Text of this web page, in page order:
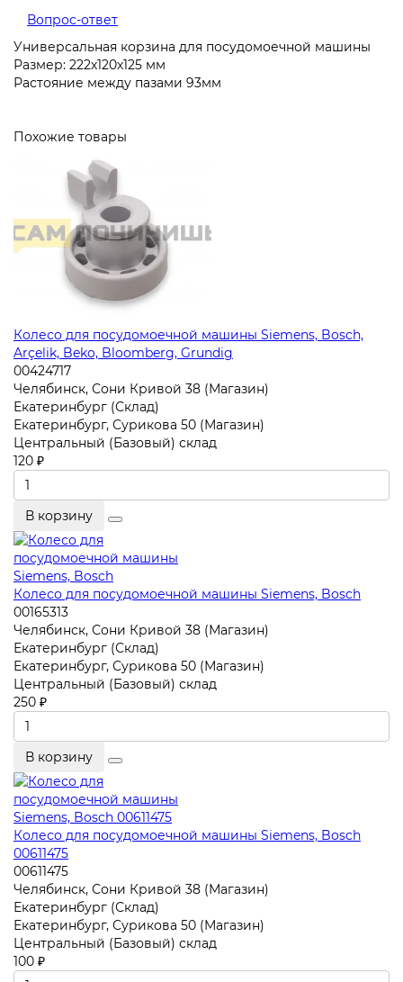
Вопрос-ответ
Универсальная корзина для посудомоечной машины
Размер: 222х120х125 мм
Растояние между пазами 93мм
Похожие товары
Колесо для посудомоечной машины Siemens, Bosch,
Arçelik, Beko, Bloomberg, Grundig
00424717
Челябинск, Сони Кривой 38 (Магазин)
Екатеринбург (Склад)
Екатеринбург, Сурикова 50 (Магазин)
Центральный (Базовый) склад
120 ₽
В корзину
Колесо для посудомоечной машины Siemens, Bosch
00165313
Челябинск, Сони Кривой 38 (Магазин)
Екатеринбург (Склад)
Екатеринбург, Сурикова 50 (Магазин)
Центральный (Базовый) склад
250 ₽
В корзину
Колесо для посудомоечной машины Siemens, Bosch
00611475
00611475
Челябинск, Сони Кривой 38 (Магазин)
Екатеринбург (Склад)
Екатеринбург, Сурикова 50 (Магазин)
Центральный (Базовый) склад
100 ₽